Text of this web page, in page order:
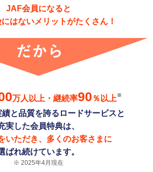
JAF会員になると
はないメリットがたくさん！
万人以上・継続率90 ％以上※
と品質を誇るロードサービスと
実した会員特典は、
いただき、多くのお客さまに
ばれ続けています。
2025年4月現在